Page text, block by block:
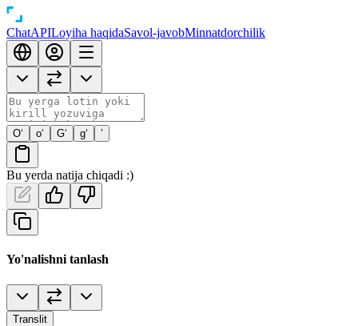
ChatAPILoyiha haqidaSavol-javobMinnatdorchilik
O‘ o‘ G‘ g‘ ’
Bu yerda natija chiqadi :)
Yo'nalishni tanlash
Translit